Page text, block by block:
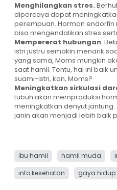
Menghilangkan stres.
dipercaya dapat
perempuan. Hormon
bisa mengendalikan stres
Mempererat hubungan.
istri justru semakin menarik
yang sama, Moms mungkin
saat hamil. Tentu, hal ini baik
suami-istri, kan, Moms?
Meningkatkan sirkulasi
tubuh akan memproduksi
meningkatkan denyut
janin akan menjadi lebih baik
ibu hamil hamil muda
info kesehatan
gaya hidup